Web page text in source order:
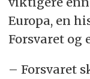
Europa, en
Forsvaret og
– Forsvaret